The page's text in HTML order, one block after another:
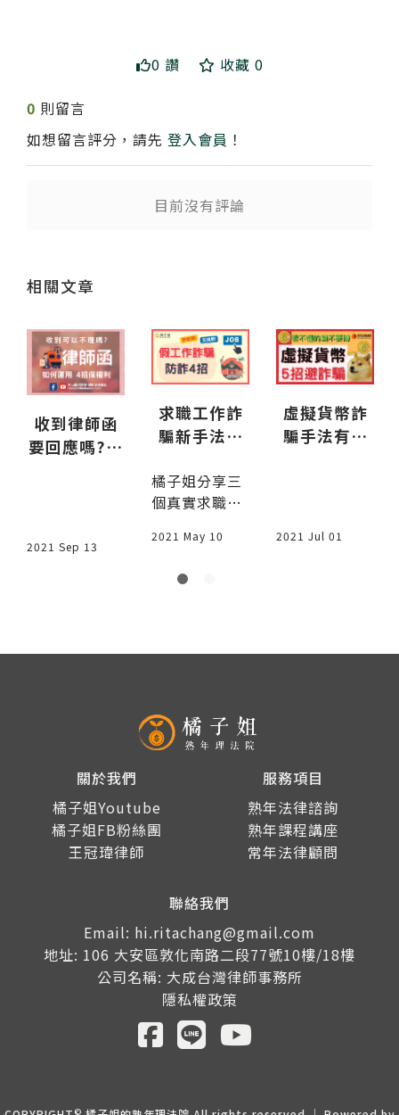
0 讚 收藏 0
0 則留言
如想留言評分，請先 登入會員 ！
目前沒有評論
相關文章
收到律師函
要回應嗎?有
uTube21
2021 Sep 13
求職工作詐
騙新手法，
出自己的存
摺提款卡！
橘子姐分享三
個真實求職詐
詐騙常見手法
避免找工作受
2021 May 10
虛擬貨幣詐
騙手法有那
騙#YouTub
2021 Jul 01
關於我們
橘子姐Youtube
橘子姐FB粉絲團
王冠瑋律師
服務項目
熟年法律諮詢
熟年課程講座
常年法律顧問
聯絡我們
Email: hi.ritachang@gmail.com
地址: 106 大安區敦化南路二段77號10樓/18樓
公司名稱: 大成台灣律師事務所
隱私權政策
©